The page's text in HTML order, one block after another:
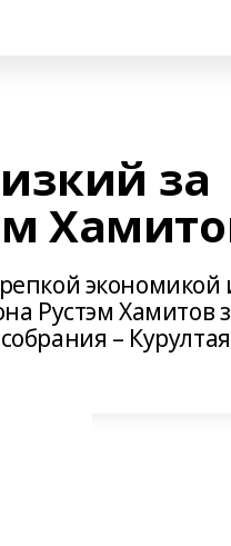
за
экономикой
Рустэм Хамитов
–